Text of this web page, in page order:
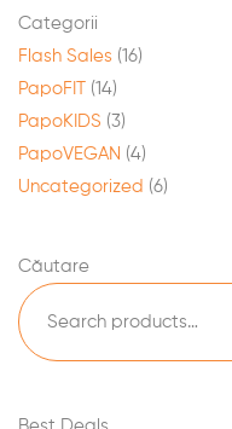
Categorii
Flash Sales (16)
PapoFIT
(14)
PapoKIDS (3)
PapoVEGAN (4)
Uncategorized (6)
Căutare